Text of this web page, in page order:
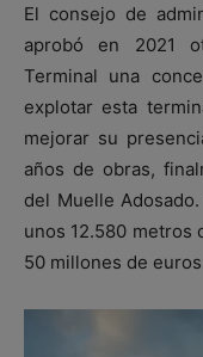
El consejo de
aprobó en 2021
Terminal una
explotar esta
mejorar su
años de obras,
del Muelle
unos 12.580 metros
50 millones de